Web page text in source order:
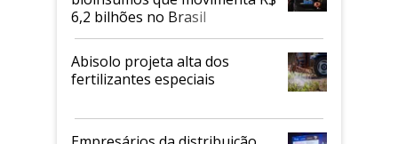
6,2 bilhões no Brasil
Abisolo projeta alta dos
fertilizantes especiais